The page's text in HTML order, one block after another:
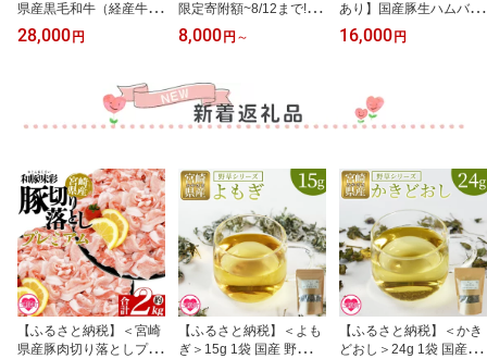
県産黒毛和牛（経産牛）
ヒレステーキ4枚＞(計約
600g・約150g×4P) 数量
(小袋)付き 毎月数量限定
国産 九州産 牛肉 精肉 ヒ
レ フィレ 赤身 希少部位
k】【中村食肉】
28,000 円
限定寄附額~8/12まで!／
全サイズ対象＜国産豚み
そ漬け＞選べる 内容量
枚数 おかず 一品 味付き
味噌漬け 国産 ポーク 肉
加工品 小分け 個包装 冷
品 【MI001-nk】【中村
食肉】
8,000 円 ～
あり】国産豚生ハムバラ
エティー4種セット(計90
0g)＞国産 豚肉 豚モモ 豚
ッタ 短冊 コッパスライ
ス サラダ パーティー 数
式会社プラス】
16,000 円
【ふるさと納税】＜宮崎
県産豚肉切り落としプレ
【ふるさと納税】＜よも
ぎ＞15g 1袋 国産 野草シ
【ふるさと納税】＜かき
どおし＞24g 1袋 国産 野